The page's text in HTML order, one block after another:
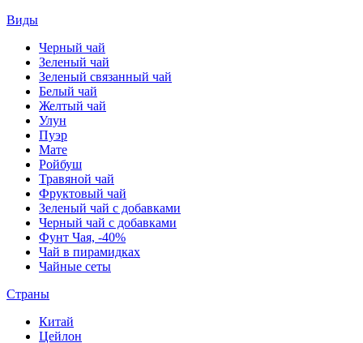
Виды
Черный чай
Зеленый чай
Зеленый связанный чай
Белый чай
Желтый чай
Улун
Пуэр
Мате
Ройбуш
Травяной чай
Фруктовый чай
Зеленый чай с добавками
Черный чай с добавками
Фунт Чая, -40%
Чай в пирамидках
Чайные сеты
Страны
Китай
Цейлон